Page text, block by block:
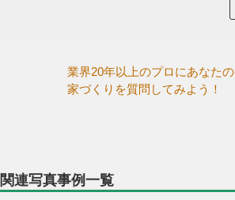
業界20年以上のプロにあなたの
家づくりを質問してみよう！
関連写真事例一覧